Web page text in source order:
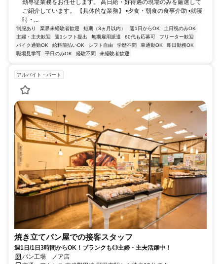
勤専従業務をお任せします。 高日給・好待遇の現場のみを厳選して
ご紹介しています。 【具体的な業務】 •夕食・朝食の食事介助 •就寝
時・...
制服あり 業界未経験者歓迎 短期（3ヵ月以内） 週1日からOK
土日祝のみOK
主婦・主夫歓迎
週1シフト提出 無期雇用派遣 60代も応募可
フリーター歓迎
バイク通勤OK
給料前払いOK シフト自由 学歴不問 車通勤OK
即日勤務OK
職場見学可
平日のみOK 経験不問 未経験者歓迎
アルバイト・パート
焼き立てパン屋での接客スタッフ
週1日/1日3時間からOK！ブランクも◎主婦・主夫活躍中！
パン工場 ノア店